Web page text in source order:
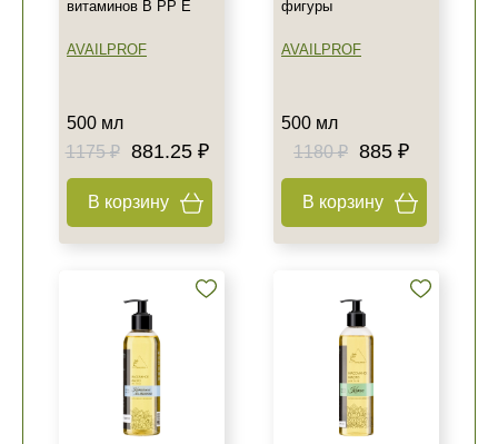
витаминов B PP E
AVAILPROF
500 мл
1175 ₽
881.25 ₽
В корзину
фигуры
AVAILPROF
500 мл
1180 ₽ 885 ₽
В корзину